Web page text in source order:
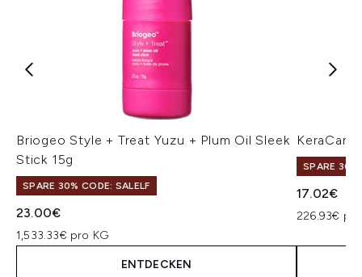
Briogeo Style + Treat Yuzu + Plum Oil Sleek
Stick 15g
SPARE 30% CODE: SALELF
23.00€
1,533.33€ pro KG
ENTDECKEN
KeraCare
SPARE 30%
17.02€
226.93€